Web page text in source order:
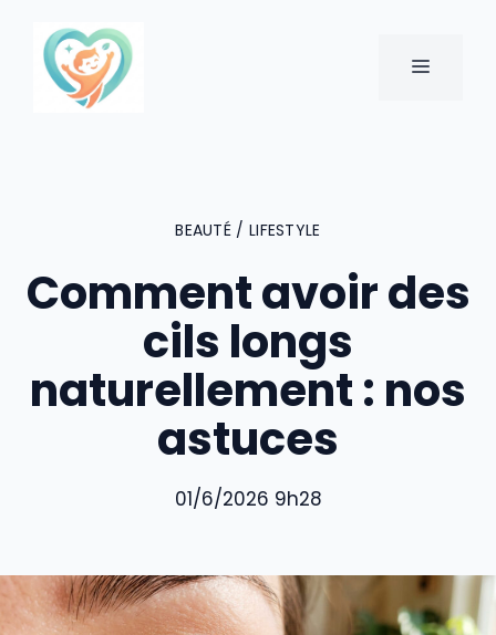
contenu
MENU
BEAUTÉ / LIFESTYLE
Comment avoir des
cils longs
naturellement : nos
astuces
01/6/2026 9h28